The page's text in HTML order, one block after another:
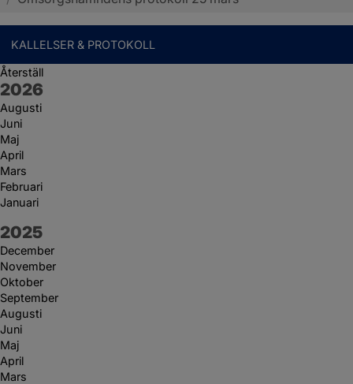
KALLELSER & PROTOKOLL
Återställ
År:
2026
Augusti
Juni
Maj
April
Mars
Februari
Januari
År:
2025
December
November
Oktober
September
Augusti
Juni
Maj
April
Mars